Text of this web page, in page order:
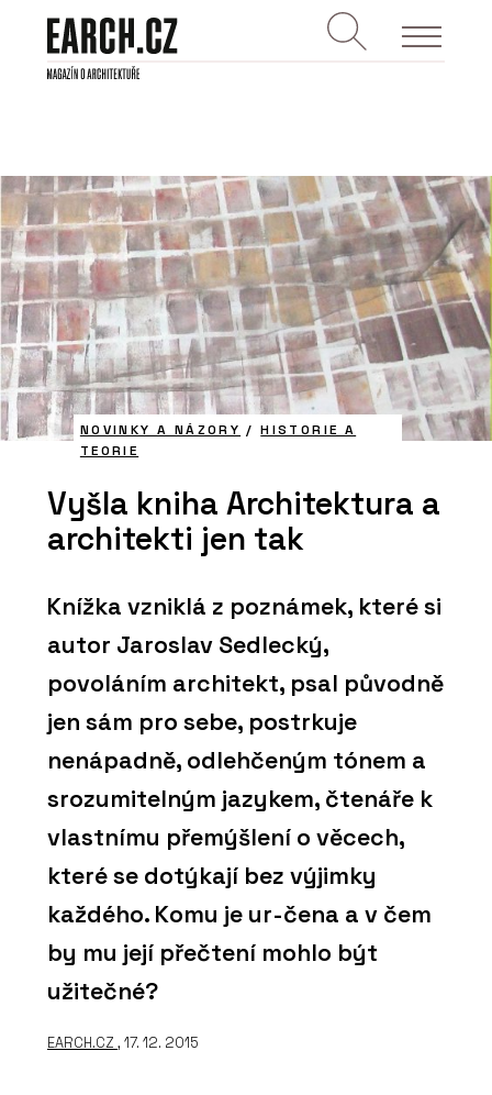
NOVINKY A NÁZORY /HISTORIE A
TEORIE
Vyšla kniha Architektura a
architekti jen tak
Knížka vzniklá z poznámek, které si
autor Jaroslav Sedlecký,
povoláním architekt, psal původně
jen sám pro sebe, postrkuje
nenápadně, odlehčeným tónem a
srozumitelným jazykem, čtenáře k
vlastnímu přemýšlení o věcech,
které se dotýkají bez výjimky
každého. Komu je ur-čena a v čem
by mu její přečtení mohlo být
užitečné?
EARCH.CZ , 17. 12. 2015